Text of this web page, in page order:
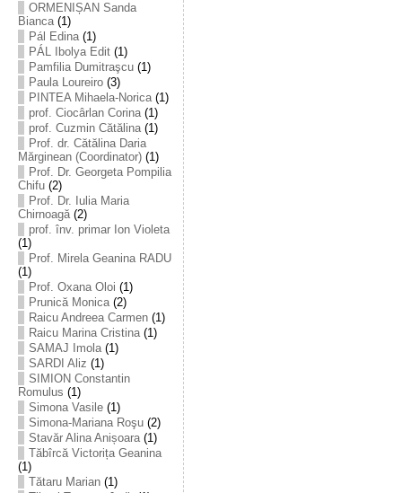
ORMENIȘAN Sanda
Bianca(1)
Pál Edina(1)
PÁL Ibolya Edit(1)
Pamfilia Dumitraşcu(1)
Paula Loureiro(3)
PINTEA Mihaela-Norica(1)
prof. Ciocârlan Corina(1)
prof. Cuzmin Cătălina(1)
Prof. dr. Cătălina Daria
Mărginean (Coordinator)(1)
Prof. Dr. Georgeta Pompilia
Chifu(2)
Prof. Dr. Iulia Maria
Chirnoagă(2)
prof. înv. primar Ion Violeta
(1)
Prof. Mirela Geanina RADU
(1)
Prof. Oxana Oloi (1)
Prunică Monica(2)
Raicu Andreea Carmen(1)
Raicu Marina Cristina(1)
SAMAJ Imola(1)
SARDI Aliz (1)
SIMION Constantin
Romulus (1)
Simona Vasile(1)
Simona-Mariana Roşu(2)
Stavăr Alina Anișoara(1)
Tăbîrcă Victorița Geanina
(1)
Tătaru Marian(1)